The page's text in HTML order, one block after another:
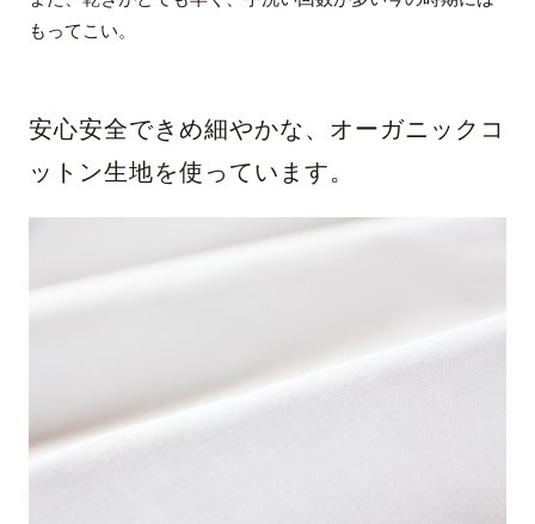
もってこい。
安心安全できめ細やかな、オーガニックコ
ットン生地を使っています。